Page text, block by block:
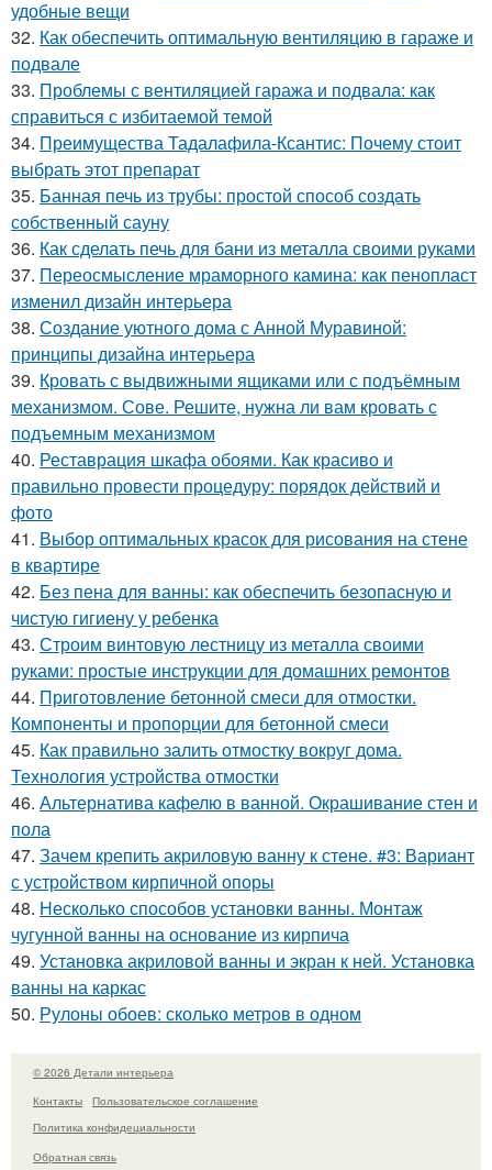
удобные вещи
32. Как обеспечить оптимальную вентиляцию в гараже и
подвале
33. Проблемы с вентиляцией гаража и подвала: как
справиться с избитаемой темой
34. Преимущества Тадалафила-Ксантис: Почему стоит
выбрать этот препарат
35. Банная печь из трубы: простой способ создать
собственный сауну
36. Как сделать печь для бани из металла своими руками
37. Переосмысление мраморного камина: как пенопласт
изменил дизайн интерьера
38. Создание уютного дома с Анной Муравиной:
принципы дизайна интерьера
39. Кровать с выдвижными ящиками или с подъёмным
механизмом. Сове. Решите, нужна ли вам кровать с
подъемным механизмом
40. Реставрация шкафа обоями. Как красиво и
правильно провести процедуру: порядок действий и
фото
41. Выбор оптимальных красок для рисования на стене
в квартире
42. Без пена для ванны: как обеспечить безопасную и
чистую гигиену у ребенка
43. Строим винтовую лестницу из металла своими
руками: простые инструкции для домашних ремонтов
44. Приготовление бетонной смеси для отмостки.
Компоненты и пропорции для бетонной смеси
45. Как правильно залить отмостку вокруг дома.
Технология устройства отмостки
46. Альтернатива кафелю в ванной. Окрашивание стен и
пола
47. Зачем крепить акриловую ванну к стене. #3: Вариант
с устройством кирпичной опоры
48. Несколько способов установки ванны. Монтаж
чугунной ванны на основание из кирпича
49. Установка акриловой ванны и экран к ней. Установка
ванны на каркас
50. Рулоны обоев: сколько метров в одном
© 2026 Детали интерьера
Контакты
Пользовательское соглашение
Политика конфидециальности
Обратная связь